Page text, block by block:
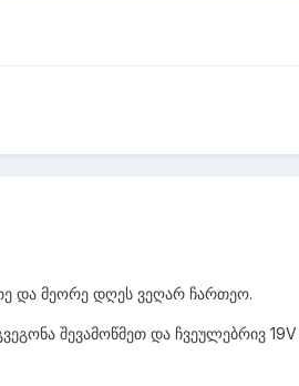
და მეორე დღეს ვეღარ ჩართეო.
შევამოწმეთ და ჩვეულებრივ